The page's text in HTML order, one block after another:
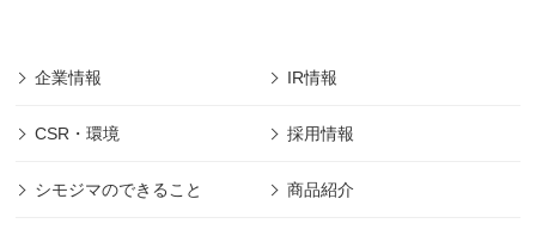
企業情報 IR情報
CSR・環境 採用情報
シモジマのできること 商品紹介